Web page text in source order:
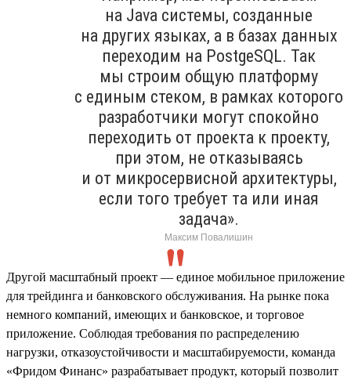
на Java системы, созданные
на других языках, а в базах данных
переходим на PostgeSQL. Так
мы строим общую платформу
с единым стеком, в рамках которого
разработчики могут спокойно
переходить от проекта к проекту,
при этом, не отказываясь
и от микросервисной архитектуры,
если того требует та или иная
задача».
Максим Повалишин
Другой масштабный проект — единое мобильное приложение
для трейдинга и банковского обслуживания. На рынке пока
немного компаний, имеющих и банковское, и торговое
приложение. Соблюдая требования по распределению
нагрузки, отказоустойчивости и масштабируемости, команда
«Фридом Финанс» разрабатывает продукт, который позволит